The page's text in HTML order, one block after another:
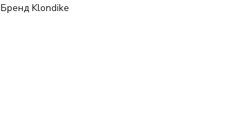
Бренд Klondike